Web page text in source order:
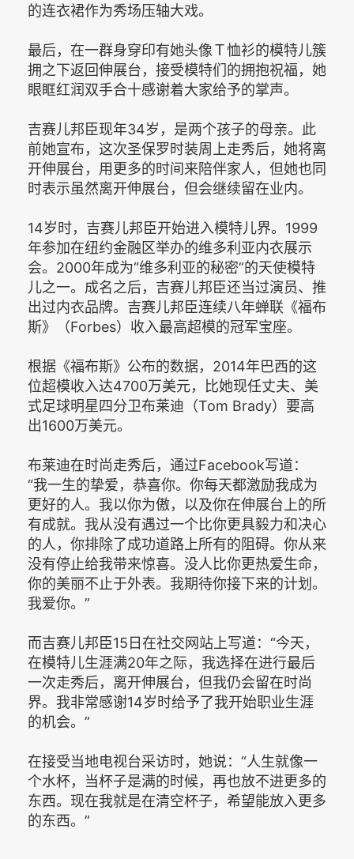
的连衣裙作为秀场压轴大戏。
最后，在一群身穿印有她头像Ｔ恤衫的模特儿簇
拥之下返回伸展台，接受模特们的拥抱祝福，她
眼眶红润双手合十感谢着大家给予的掌声。
吉赛儿邦臣现年34岁，是两个孩子的母亲。此
前她宣布，这次圣保罗时装周上走秀后，她将离
开伸展台，用更多的时间来陪伴家人，但她也同
时表示虽然离开伸展台，但会继续留在业内。
14岁时，吉赛儿邦臣开始进入模特儿界。1999
年参加在纽约金融区举办的维多利亚内衣展示
会。2000年成为“维多利亚的秘密”的天使模特
儿之一。成名之后，吉赛儿邦臣还当过演员、推
出过内衣品牌。吉赛儿邦臣连续八年蝉联《福布
斯》（Forb es）收入最高超模的冠军宝座。
根据《福布斯》公布的数据，2014年巴西的这
位超模收入达4700万美元，比她现任丈夫、美
式足球明星四分卫布莱迪（Tom Brady）要高
出1600万美元。
布莱迪在时尚走秀后，通过Facebook写道：
“我一生的挚爱，恭喜你。你每天都激励我成为
更好的人。我以你为傲，以及你在伸展台上的所
有成就。我从没有遇过一个比你更具毅力和决心
的人，你排除了成功道路上所有的阻碍。你从来
没有停止给我带来惊喜。没人比你更热爱生命，
你的美丽不止于外表。我期待你接下来的计划。
我爱你。”
而吉赛儿邦臣15日在社交网站上写道：“今天，
在模特儿生涯满20年之际，我选择在进行最后
一次走秀后，离开伸展台，但我仍会留在时尚
界。我非常感谢14岁时给予了我开始职业生涯
的机会。”
在接受当地电视台采访时，她说：“人生就像一
个水杯，当杯子是满的时候，再也放不进更多的
东西。现在我就是在清空杯子，希望能放入更多
的东西。”